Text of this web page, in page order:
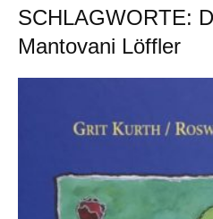
SCHLAGWORTE:
Mantovani Löffler